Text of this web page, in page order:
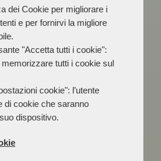
dei Cookie per migliorare i
e per fornirvi la migliore
"Accetta tutti i cookie":
memorizzare tutti i cookie sul
cookie": l’utente
di cookie che saranno
dispositivo.